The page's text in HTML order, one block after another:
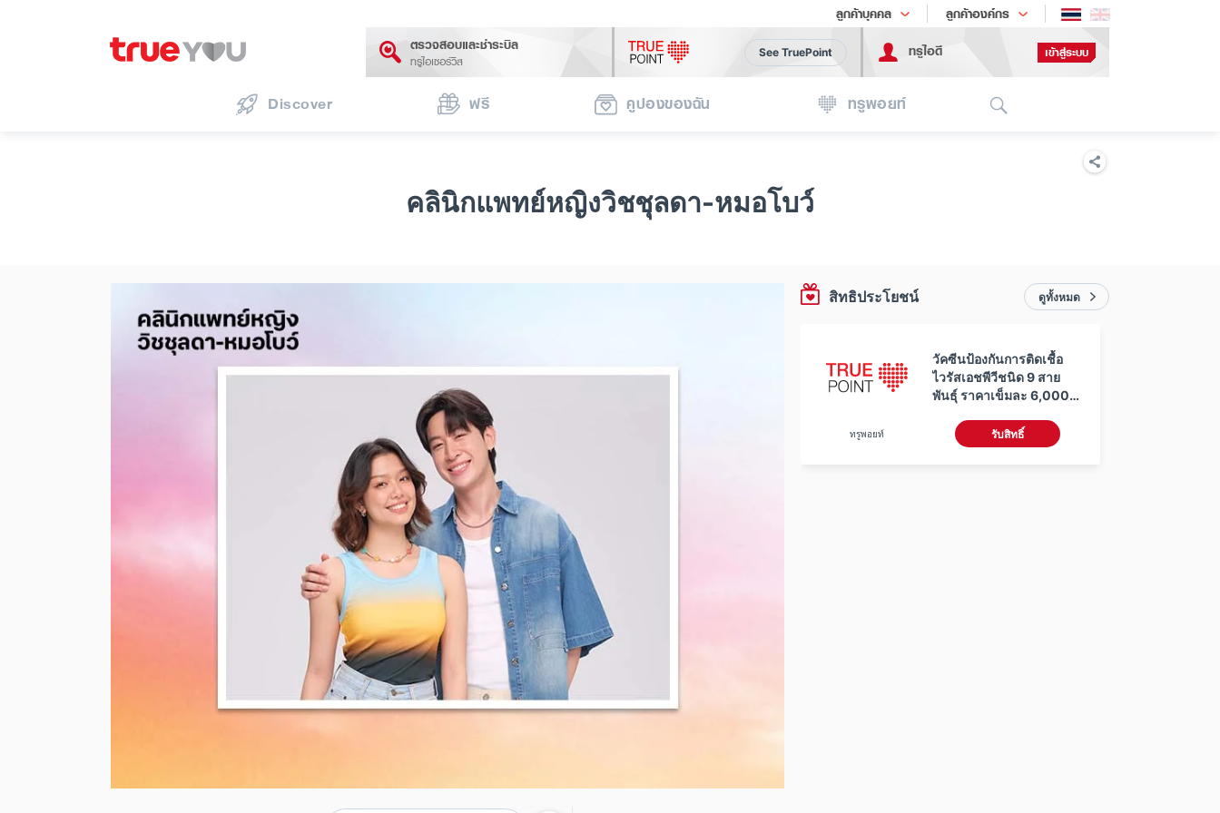
ลูกค้าบุคคล ลูกค้าองค์กร
เทรนด์เทคโนโลยี
ตรวจสอบและชำระบิล
ทรูไอเซอร์วิส
See TruePoint ทรูไอดี เข้าสู่ระบบ
Discover ฟรี คูปองของฉัน ทรูพอยท์
คลินิกแพทย์หญิงวิชชุลดา-หมอโบว์
สิทธิประโยชน์ ดูทั้งหมด
วัคซีนป้องกันการติดเชื้อ
ไวรัสเอชพีวีชนิด 9 สาย
พันธุ์ ราคาเข็มละ 6,000.-
ทรูพอยท์ รับสิทธิ์